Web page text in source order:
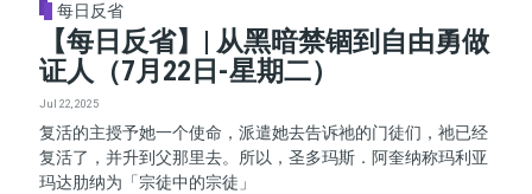
每日反省
【每日反省】| 从黑暗禁锢到自由勇做
证人（7月22日-星期二）
Jul 22, 2025
复活的主授予她一个使命，派遣她去告诉祂的门徒们，祂已经
复活了，并升到父那里去。所以，圣多玛斯．阿奎纳称玛利亚
玛达肋纳为「宗徒中的宗徒」